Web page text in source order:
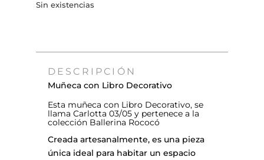
Sin existencias
DESCRIPCIÓN
Muñeca con Libro Decorativo
Esta muñeca con Libro Decorativo, se
llama Carlotta 03/05 y pertenece a la
colección Ballerina Rococó
Creada artesanalmente, es una pieza
única ideal para habitar un espacio